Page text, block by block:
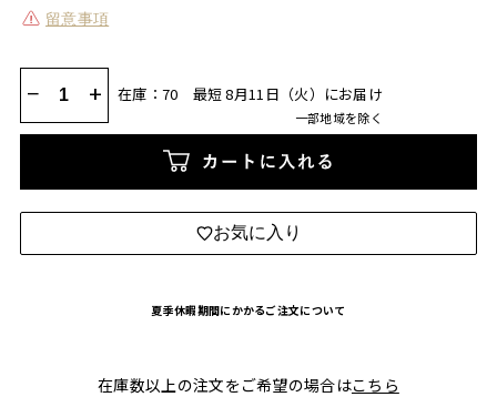
留意事項
− + 在庫：70 最短 8月11日（火）にお届け
一部地域を除く
カートに入れる
お気に入り
夏季休暇期間にかかるご注文について
在庫数以上の注文をご希望の場合はこちら